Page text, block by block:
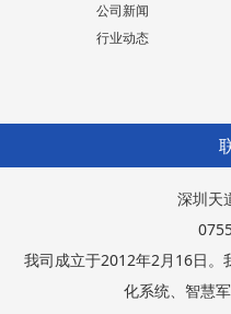
公司新闻
行业动态
深圳天
我司成立于2012年2月16日。
化系统、智慧